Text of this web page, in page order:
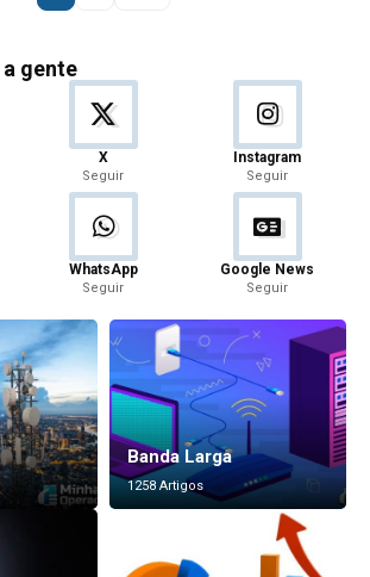
gente
X
Seguir
Instagram
Seguir
WhatsApp
Seguir
Google News
Seguir
Banda Larga
1258 Artigos